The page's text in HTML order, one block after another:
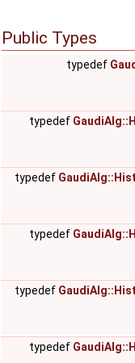
Public Types
typedef
typedef
typedef
typedef
typedef
typedef